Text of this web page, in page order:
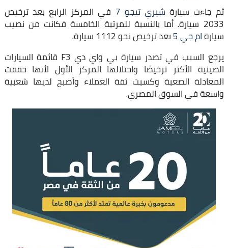
ثم جاءت سيارة شيري تيجو 7 في المركز الرابع بعد ترخيص
2033 سيارة. أما بالنسبة للمرتبة الخامسة فكانت من نصيب
سيارةام جي 5 بعد ترخيص نحو 1112 سيارة.
يرجع السبب في تصدر سيارة بي واي دي F3 قائمة السيارات
الصينية الأكثر ترخيصًا واحتلالها المركز الأول لأنها حققت
المعادلة الصعبة وكسبت ثقة العملاء وأصبح لديها شعبية
واسعة في السوق المصري.